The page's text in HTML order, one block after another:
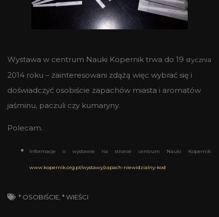
Wystawa w centrum Nauki Kopernik trwa do 19 stycznia
2014 roku – zainteresowani zdążą więc wybrać się i
doświadczyć osobiście zapachów miasta i aromatów
jaśminu, paczuli czy kumaryny.
Polecam.
Informacje o wystawie na stronie centrum Nauki Kopernik:
www.kopernik.org.pl/wystawy/zapach-niewidzialny-kod
* OSOBIŚCIE * WIEŚCI